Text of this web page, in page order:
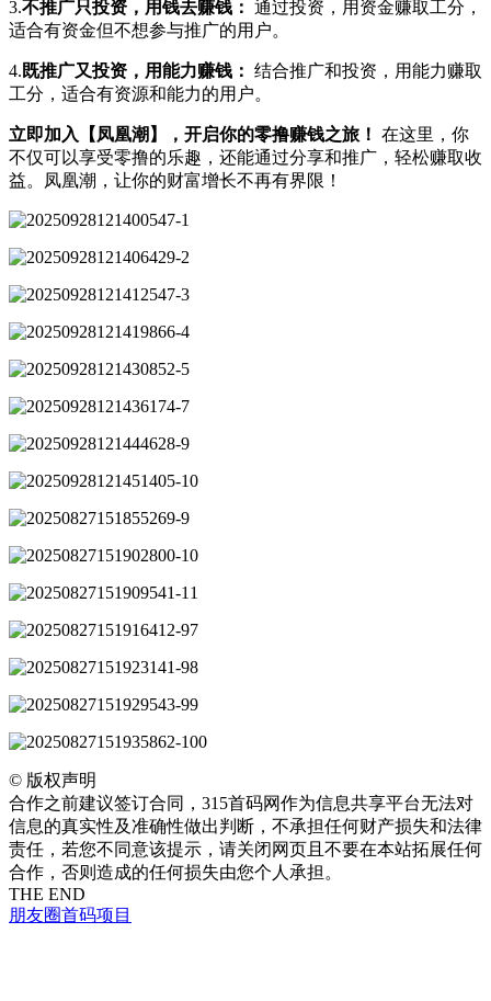
3.不推广只投资，用钱去赚钱： 通过投资，用资金赚取工分，
适合有资金但不想参与推广的用户。
4. 既推广又投资，用能力赚钱： 结合推广和投资，用能力赚取
工分，适合有资源和能力的用户。
立即加入【凤凰潮】，开启你的零撸赚钱之旅！ 在这里，你
不仅可以享受零撸的乐趣，还能通过分享和推广，轻松赚取收
益。凤凰潮，让你的财富增长不再有界限！
© 版权声明
合作之前建议签订合同，315首码网作为信息共享平台无法对
信息的真实性及准确性做出判断，不承担任何财产损失和法律
责任，若您不同意该提示，请关闭网页且不要在本站拓展任何
合作，否则造成的任何损失由您个人承担。
THE END
朋友圈首码项目